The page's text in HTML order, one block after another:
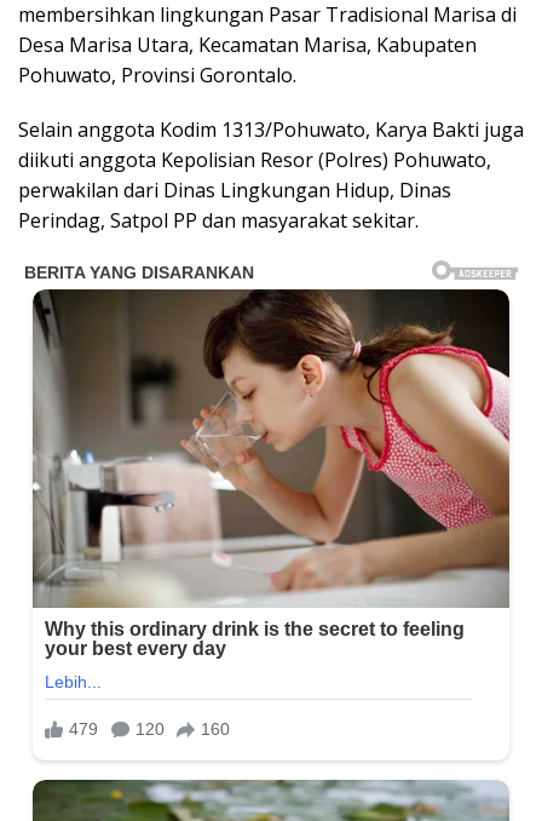
membersihkan lingkungan Pasar Tradisional Marisa di
Desa Marisa Utara, Kecamatan Marisa, Kabupaten
Pohuwato, Provinsi Gorontalo.
Selain anggota Kodim 1313/Pohuwato, Karya Bakti juga
diikuti anggota Kepolisian Resor (Polres) Pohuwato,
perwakilan dari Dinas Lingkungan Hidup, Dinas
Perindag, Satpol PP dan masyarakat sekitar.